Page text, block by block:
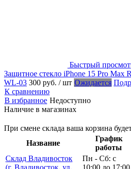
Быстрый
Защитное стекло iPhone 15 Pro Max
WL-03 300 руб. / шт Ожидается
К сравнению
В избранное Недоступно
Наличие в магазинах
При смене склада ваша корзина
Название
График
работы
Склад Владивосток
Пн - Сб: с